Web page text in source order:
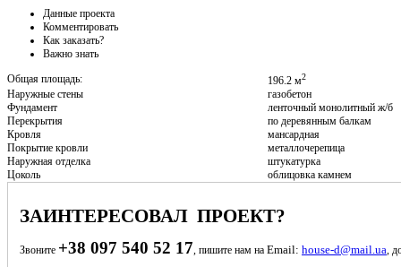
Данные проекта
Комментировать
Как заказать?
Важно знать
Общая площадь:
196.2 м2
Наружные стены
газобетон
Фундамент
ленточный монолитный ж/б
Перекрытия
по деревянным балкам
Кровля
мансардная
Покрытие кровли
металлочерепица
Наружная отделка
штукатурка
Цоколь
облицовка камнем
ЗАИНТЕРЕСОВАЛ ПРОЕКТ?
Звоните +38 097 540 52 17 , пишите нам на Email: house-d@mail.ua ,